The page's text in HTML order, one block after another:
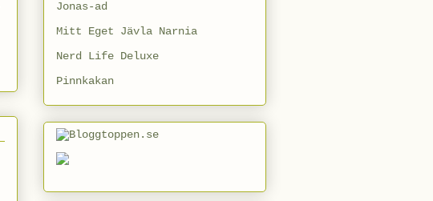
Jonas-ad
Mitt Eget Jävla Narnia
Nerd Life Deluxe
Pinnkakan